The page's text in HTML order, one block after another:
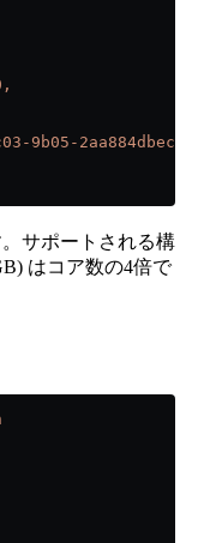
9b05-
サポートされる構
はコア数の4倍で